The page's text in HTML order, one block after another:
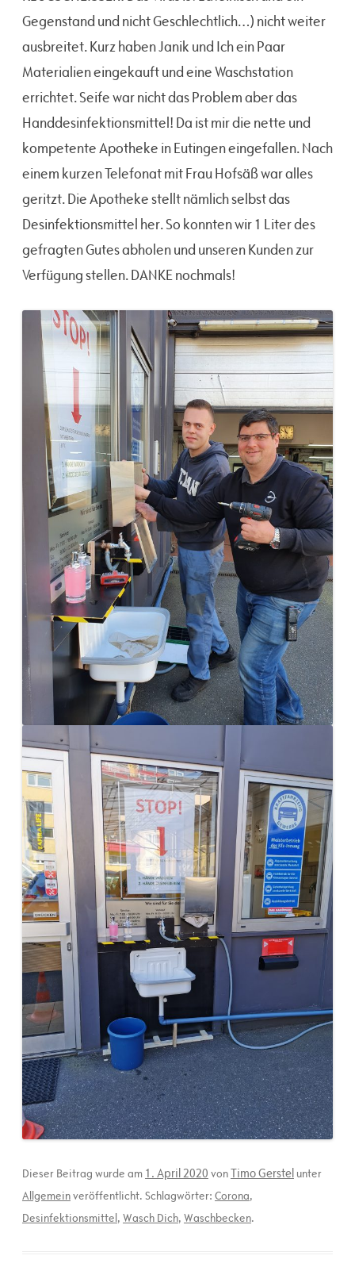
Gegenstand und nicht Geschlechtlich…) nicht weiter
ausbreitet. Kurz haben Janik und Ich ein Paar
Materialien eingekauft und eine Waschstation
errichtet. Seife war nicht das Problem aber das
Handdesinfektionsmittel! Da ist mir die nette und
kompetente Apotheke in Eutingen eingefallen. Nach
einem kurzen Telefonat mit Frau Hofsäß war alles
geritzt. Die Apotheke stellt nämlich selbst das
Desinfektionsmittel her. So konnten wir 1 Liter des
gefragten Gutes abholen und unseren Kunden zur
Verfügung stellen. DANKE nochmals!
Dieser Beitrag wurde am 1. April 2020 vonTimo Gerstel unter
Allgemeinveröffentlicht. Schlagwörter: Corona,
Desinfektionsmittel, Wasch Dich, Waschbecken.